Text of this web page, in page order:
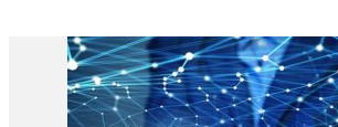
ARCHIVIO EVENTI (FINO AL 2022)
CORSI ENTI TERZI